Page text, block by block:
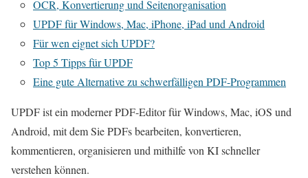
OCR, Konvertierung und Seitenorganisation
UPDF für Windows, Mac, iPhone, iPad und Android
Für wen eignet sich UPDF?
Top 5 Tipps für UPDF
Eine gute Alternative zu schwerfälligen PDF-Programmen
UPDF ist ein moderner PDF-Editor für Windows, Mac, iOS und
Android, mit dem Sie PDFs bearbeiten, konvertieren,
kommentieren, organisieren und mithilfe von KI schneller
verstehen können.